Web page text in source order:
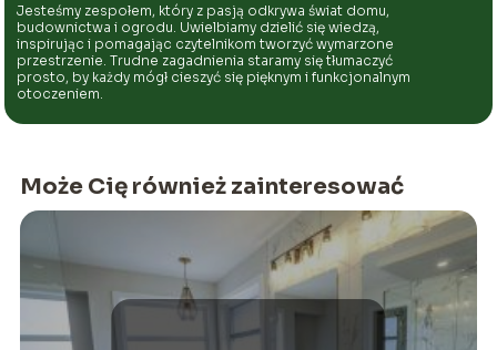
Jesteśmy zespołem, który z pasją odkrywa świat domu,
budownictwa i ogrodu. Uwielbiamy dzielić się wiedzą,
inspirując i pomagając czytelnikom tworzyć wymarzone
przestrzenie. Trudne zagadnienia staramy się tłumaczyć
prosto, by każdy mógł cieszyć się pięknym i funkcjonalnym
otoczeniem.
Może Cię również zainteresować